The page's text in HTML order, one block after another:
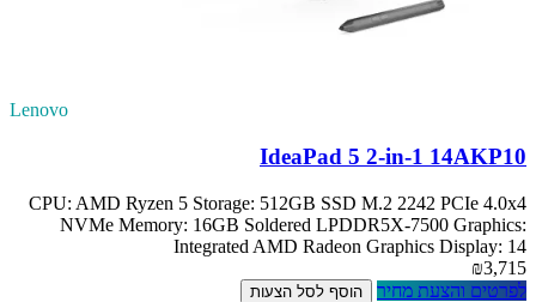
Lenovo
IdeaPad 5 2-in-1 14AKP10
CPU: AMD Ryzen 5 Storage: 512GB SSD M.2 2242 PCIe 4.0x4
NVMe Memory: 16GB Soldered LPDDR5X-7500 Graphics:
Integrated AMD Radeon Graphics Display: 14
₪3,715
לפרטים והצעת מחיר
הוסף לסל הצעות